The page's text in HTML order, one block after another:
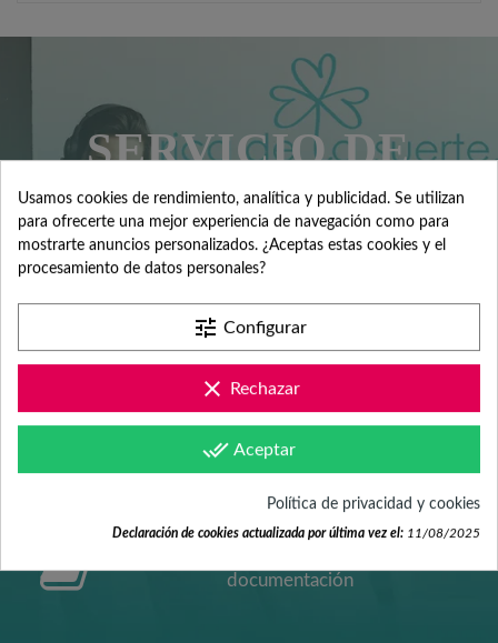
SERVICIO DE
ATENCIÓN AL
CLIENTE
Contacta con nosotros +34 965 731 401
Mándanos tus dudas a
documentación
Usamos cookies de rendimiento, analítica y publicidad. Se utilizan
para ofrecerte una mejor experiencia de navegación como para
mostrarte anuncios personalizados. ¿Aceptas estas cookies y el
procesamiento de datos personales?
tune Configurar
clear Rechazar
done_all Aceptar
Política de privacidad y cookies
Declaración de cookies actualizada por última vez el: 11/08/2025